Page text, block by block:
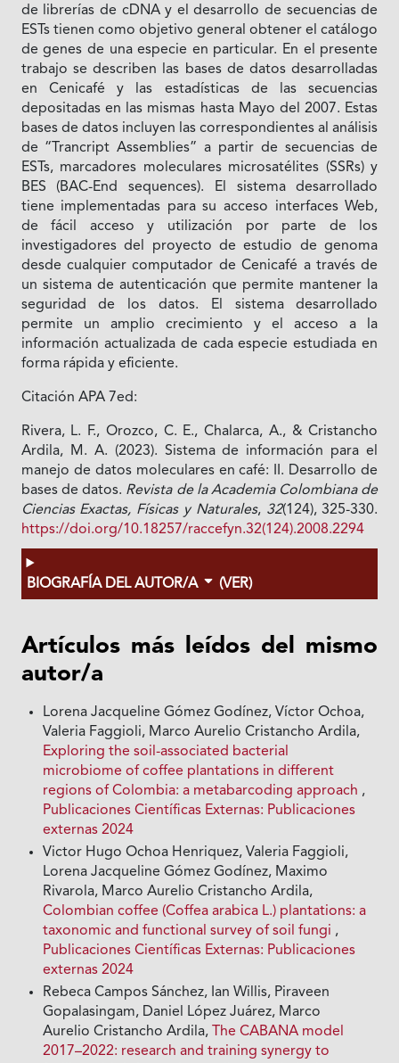
de librerías de cDNA y el desarrollo de secuencias de
ESTs tienen como objetivo general obtener el catálogo
de genes de una especie en particular. En el presente
trabajo se describen las bases de datos desarrolladas
en Cenicafé y las estadísticas de las secuencias
depositadas en las mismas hasta Mayo del 2007. Estas
bases de datos incluyen las correspondientes al análisis
de “Trancript Assemblies” a partir de secuencias de
ESTs, marcadores moleculares microsatélites (SSRs) y
BES (BAC-End sequences). El sistema desarrollado
tiene implementadas para su acceso interfaces Web,
de fácil acceso y utilización por parte de los
investigadores del proyecto de estudio de genoma
desde cualquier computador de Cenicafé a través de
un sistema de autenticación que permite mantener la
seguridad de los datos. El sistema desarrollado
permite un amplio crecimiento y el acceso a la
información actualizada de cada especie estudiada en
forma rápida y eficiente.
Citación APA 7ed:
Rivera, L. F., Orozco, C. E., Chalarca, A., & Cristancho
Ardila, M. A. (2023). Sistema de información para el
manejo de datos moleculares en café: II. Desarrollo de
bases de datos. Revista de la Academia Colombiana de
Ciencias Exactas, Físicas y Naturales, 32(124), 325-330.
https://doi.org/10.18257/raccefyn.32(124).2008.2294
BIOGRAFÍA DEL AUTOR/A (VER)
Artículos más leídos del mismo
autor/a
Lorena Jacqueline Gómez Godínez, Víctor Ochoa,
Valeria Faggioli, Marco Aurelio Cristancho Ardila,
Exploring the soil-associated bacterial
microbiome of coffee plantations in different
regions of Colombia: a metabarcoding approach ,
Publicaciones Científicas Externas: Publicaciones
externas 2024
Victor Hugo Ochoa Henriquez, Valeria Faggioli,
Lorena Jacqueline Gómez Godínez, Maximo
Rivarola, Marco Aurelio Cristancho Ardila,
Colombian coffee (Coffea arabica L.) plantations: a
taxonomic and functional survey of soil fungi ,
Publicaciones Científicas Externas: Publicaciones
externas 2024
Rebeca Campos Sánchez, Ian Willis, Piraveen
Gopalasingam, Daniel López Juárez, Marco
Aurelio Cristancho Ardila, The CABANA model
2017–2022: research and training synergy to